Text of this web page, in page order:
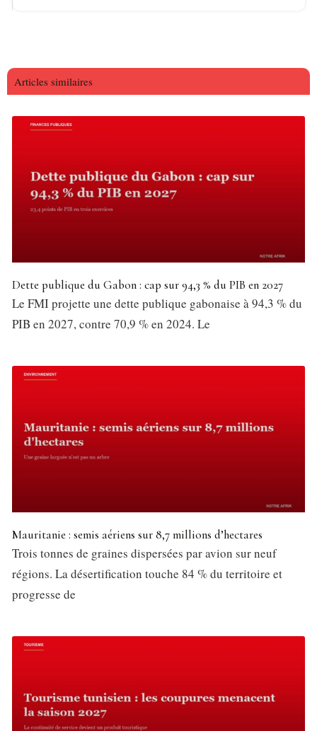
Articles similaires
Dette publique du Gabon : cap sur 94,3 % du PIB en 2027
Le FMI projette une dette publique gabonaise à 94,3 % du
PIB en 2027, contre 70,9 % en 2024. Le
Mauritanie : semis aériens sur 8,7 millions d’hectares
Trois tonnes de graines dispersées par avion sur neuf
régions. La désertification touche 84 % du territoire et
progresse de